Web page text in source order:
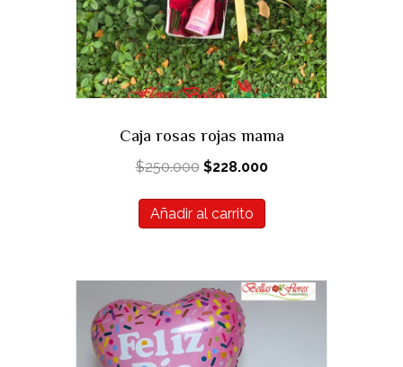
Caja rosas rojas mama
$250.000 El
original
era:
$228.000El
Añadir al carrito